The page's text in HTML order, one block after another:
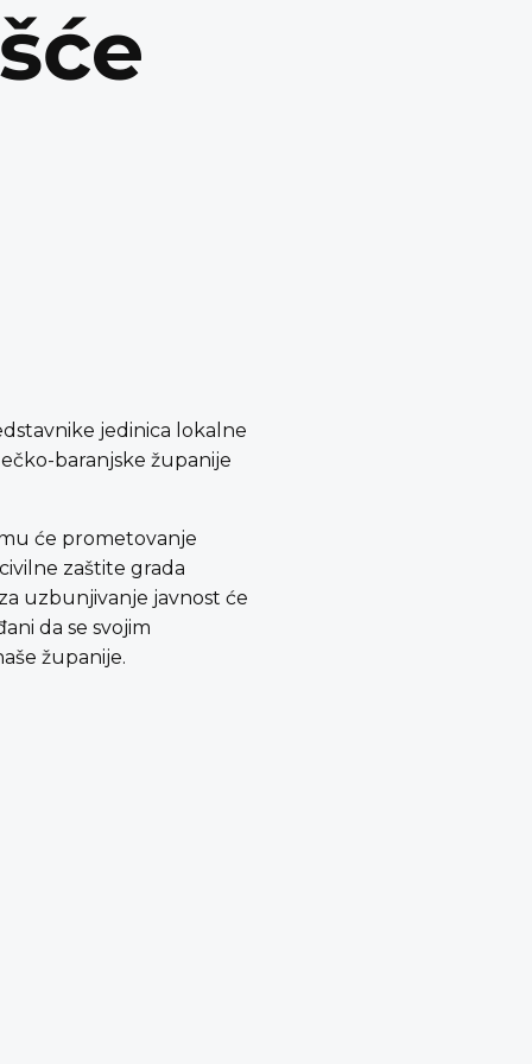
jedinica lokalne
baranjske županije
će prometovanje
zaštite grada
uzbunjivanje javnost će
da se svojim
županije.